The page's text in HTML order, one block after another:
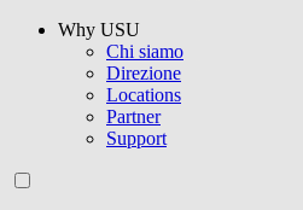
Why USU
Chi siamo
Direzione
Locations
Partner
Support